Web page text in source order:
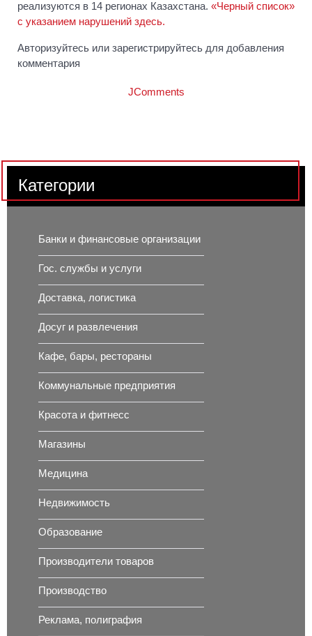
реализуются в 14 регионах Казахстана. «Черный список»
с указанием нарушений здесь.
Авторизуйтесь или зарегистрируйтесь для добавления
комментария
JComments
Категории
Банки и финансовые организации
Гос. службы и услуги
Доставка, логистика
Досуг и развлечения
Кафе, бары, рестораны
Коммунальные предприятия
Красота и фитнесс
Магазины
Медицина
Недвижимость
Образование
Производители товаров
Производство
Реклама, полиграфия